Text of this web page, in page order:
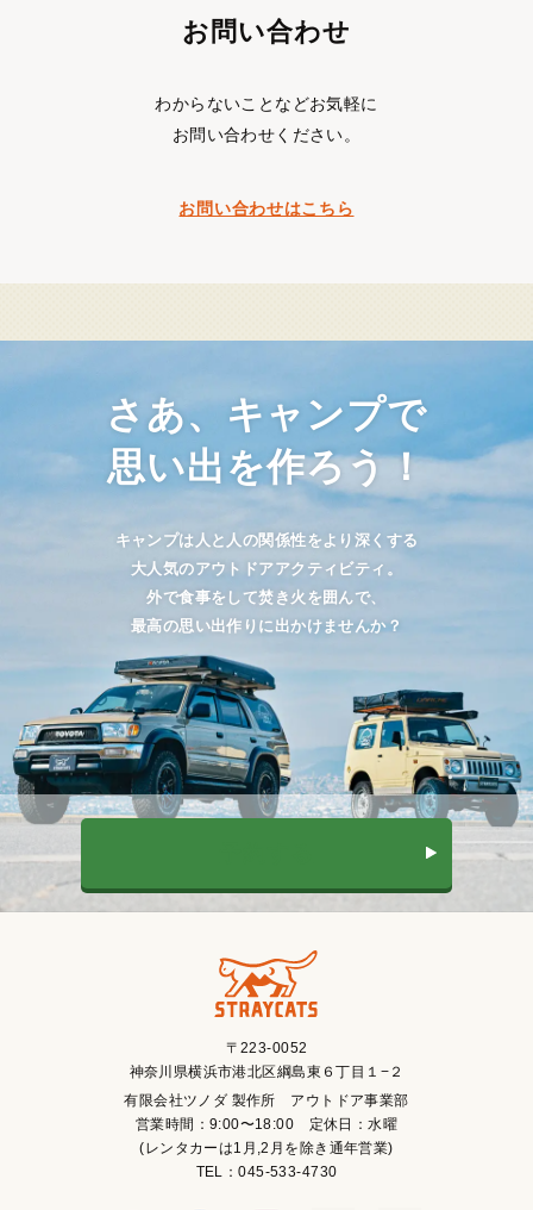
お問い合わせ
わからないことなどお気軽に
お問い合わせください。
お問い合わせはこちら
さあ、キャンプで
思い出を作ろう！
キャンプは人と人の関係性をより深くする
大人気のアウトドアアクティビティ。
外で食事をして焚き火を囲んで、
最高の思い出作りに出かけませんか？
〒223-0052
神奈川県横浜市港北区綱島東６丁目１−２
有限会社ツノダ 製作所 アウトドア事業部
営業時間：9:00〜18:00 定休日：水曜
(レンタカーは1月,2月を除き通年営業)
TEL：045-533-4730